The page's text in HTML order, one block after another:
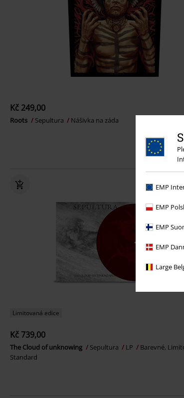
EMP
EMP
EMP
EMP
Large
Kč 249,00
Roots Sepultura Nášivka na záda
Limitovaná edice
Kč 739,00
The Cloud of unknowing Sepultura LP
Barevné,
Standard